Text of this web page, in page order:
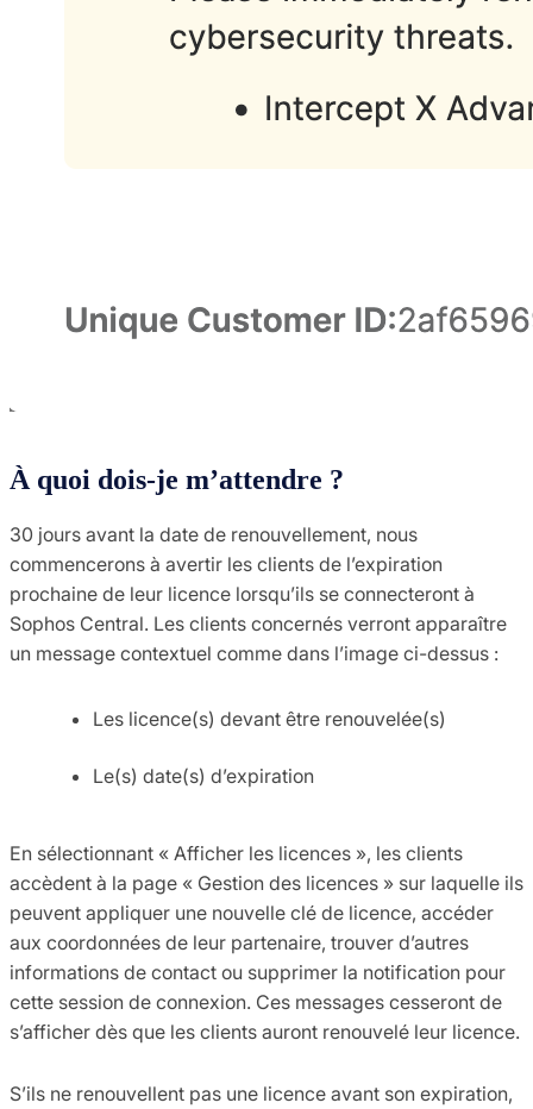
À quoi dois-je m’attendre ?
30 jours avant la date de renouvellement, nous
commencerons à avertir les clients de l’expiration
prochaine de leur licence lorsqu’ils se connecteront à
Sophos Central. Les clients concernés verront apparaître
un message contextuel comme dans l’image ci-dessus :
Les licence(s) devant être renouvelée(s)
Le(s) date(s) d’expiration
En sélectionnant « Afficher les licences », les clients
accèdent à la page « Gestion des licences » sur laquelle ils
peuvent appliquer une nouvelle clé de licence, accéder
aux coordonnées de leur partenaire, trouver d’autres
informations de contact ou supprimer la notification pour
cette session de connexion. Ces messages cesseront de
s’afficher dès que les clients auront renouvelé leur licence.
S’ils ne renouvellent pas une licence avant son expiration,